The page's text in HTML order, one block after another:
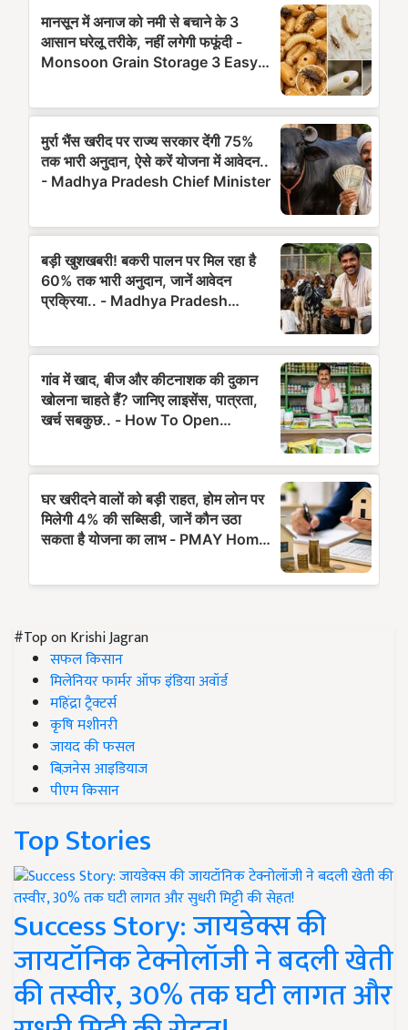
#Top on Krishi Jagran
सफल किसान
मिलेनियर फार्मर ऑफ इंडिया अवॉर्ड
महिंद्रा ट्रैक्टर्स
कृषि मशीनरी
जायद की फसल
बिज़नेस आइडियाज
पीएम किसान
Top Stories
Success Story: जायडेक्स की
जायटॉनिक टेक्नोलॉजी ने बदली खेती
की तस्वीर, 30% तक घटी लागत और